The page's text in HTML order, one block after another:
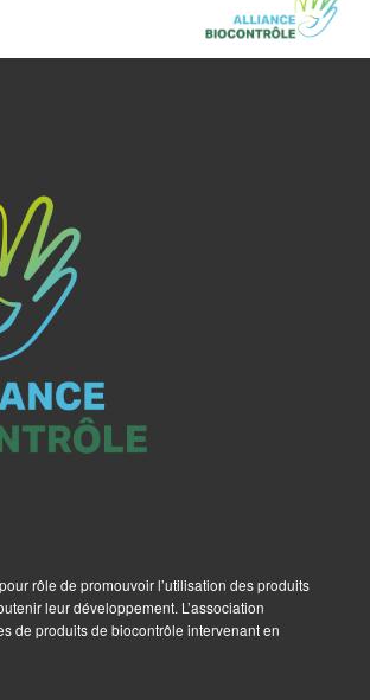
rôle de promouvoir l’utilisation des produits
leur développement. L’association
de produits de biocontrôle intervenant en